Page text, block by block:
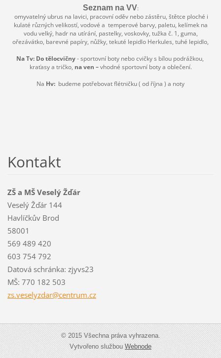
Seznam na VV:
omyvatelný ubrus na lavici, pracovní oděv nebo zástěru, štětce ploché i
kulaté různých velikostí, vodové a temperové barvy, paletu, kelímek na
vodu velký, hadr na utírání, pastelky, voskovky, tužka č. 1, guma,
ořezávátko, barevné papíry, nůžky, tekuté lepidlo Herkules, tuhé lepidlo,
Na Tv: Do tělocvičny- sportovní boty nebo cvičky s bílou podrážkou,
kraťasy a tričko, na ven –vhodné sportovní boty a oblečení.
Na Hv: budeme potřebovat flétničku ( od října ) a noty
Kontakt
ZŠ a MŠ Veselý Žďár
Veselý Žďár 144
Havlíčkův Brod
58001
569 489 420
603 754 792
Datová schránka: zjyvs23
MŠ: 770 182 503
zs.veselyzdar@centrum.cz
© 2015 Všechna práva vyhrazena.
Vytvořeno službouWebnode